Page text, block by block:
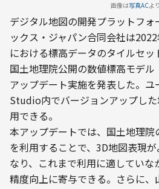
画像は写真ACより
デジタル地図の開発プラットフ
ックス・ジャパン合同会社は
における標高データのタイルセッ
国土地理院公開の数値標高モデ
アップデート実施を発表した。
Studio内でバージョンアップし
用できる。
本アップデートでは、国土地理
を利用することで、3D地図表現
なり、これまで利用に適していな
精度向上に寄与できる。さらに